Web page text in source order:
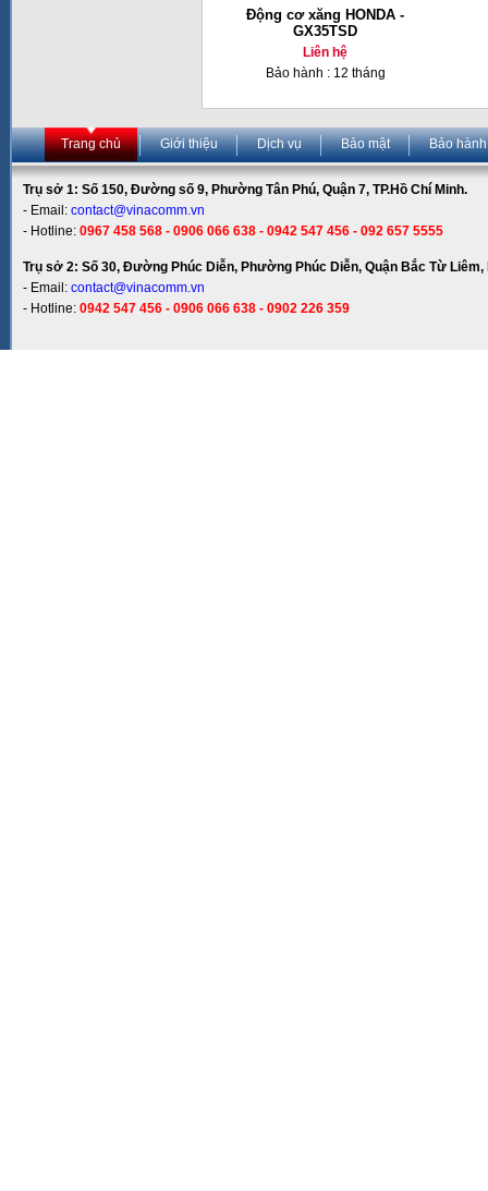
Động cơ xăng HONDA -
GX35TSD
Liên hệ
Bảo hành : 12 tháng
Trang chủ Giới thiệu Dịch vụ Bảo mật Bảo hành
Trụ sở 1: Số 150, Đường số 9, Phường Tân Phú, Quận 7, TP.Hồ Chí Minh.
- Email: contact@vinacomm.vn
- Hotline: 0967 458 568 - 0906 066 638 - 0942 547 456 - 092 657 5555
Trụ sở 2: Số 30, Đường Phúc Diễn, Phường Phúc Diễn, Quận Bắc Từ Liêm,
- Email: contact@vinacomm.vn
- Hotline: 0942 547 456 - 0906 066 638 - 0902 226 359